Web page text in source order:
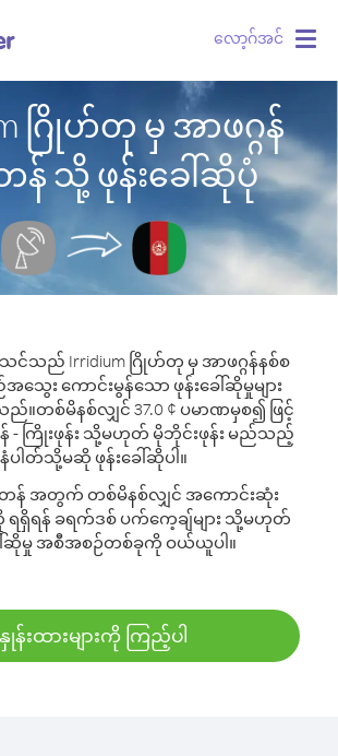
လော့ဂ်အင်
ဂြိုဟ်တု မှ အာဖဂ္ဂန်
န် သို့ ဖုန်းခေါ်ဆိုပုံ
သင်သည် Irridium ဂြိုဟ်တု မှ အာဖဂ္ဂန်နစ်စ
ေး ကောင်းမွန်သော ဖုန်းခေါ်ဆိုမှုများ
ည်။တစ်မိနစ်လျှင် 37.0 ¢ ပမာဏမှစ၍ ဖြင့်
န် - ကြိုးဖုန်း သို့မဟုတ် မိုဘိုင်းဖုန်း မည်သည့်
နံပါတ်သို့မဆို ဖုန်းခေါ်ဆိုပါ။
တန် အတွက် တစ်မိနစ်လျှင် အကောင်းဆုံး
ကို ရရှိရန် ခရက်ဒစ် ပက်ကေ့ချ်များ သို့မဟုတ်
ါ်ဆိုမှု အစီအစဉ်တစ်ခုကို ဝယ်ယူပါ။
နှုန်းထားများကို ကြည့်ပါ